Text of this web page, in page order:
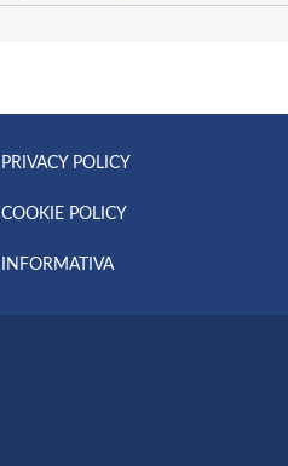
PRIVACY POLICY
COOKIE POLICY
INFORMATIVA